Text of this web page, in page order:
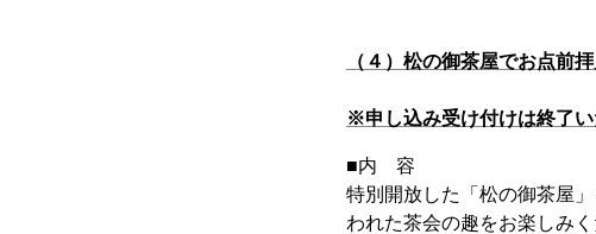
（４）松の御茶屋でお点
※申し込み受け付けは終了
■内 容
特別開放した「松の御茶屋
われた茶会の趣をお楽しみく